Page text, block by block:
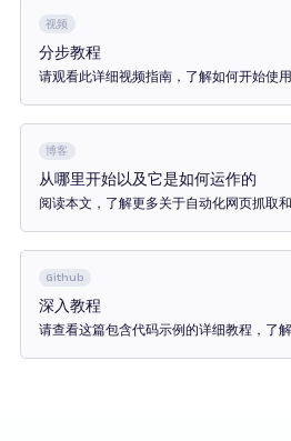
视频
分步教程
请观看此详细视频指南，了解如何开始使用
博客
从哪里开始以及它是如何运作的
阅读本文，了解更多关于自动化网页抓取
Github
深入教程
请查看这篇包含代码示例的详细教程，了